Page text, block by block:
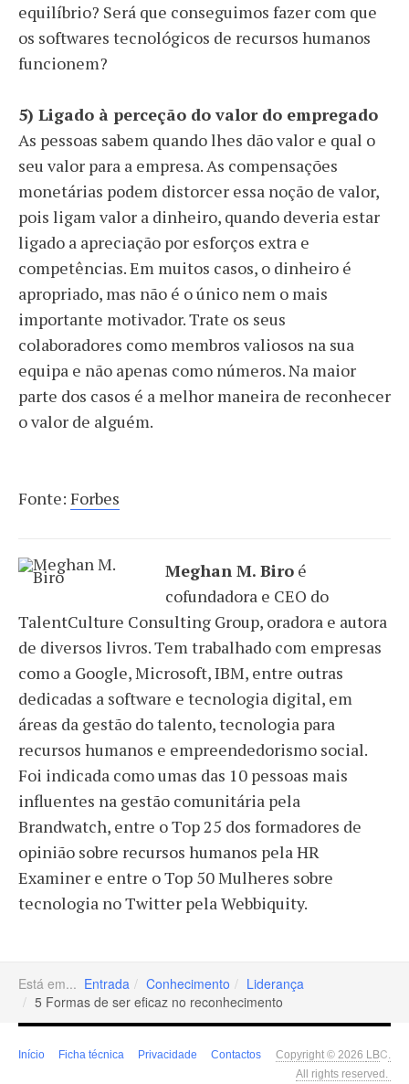
equilíbrio? Será que conseguimos fazer com que
os softwares tecnológicos de recursos humanos
funcionem?
5) Ligado à perceção do valor do empregado
As pessoas sabem quando lhes dão valor e qual o
seu valor para a empresa. As compensações
monetárias podem distorcer essa noção de valor,
pois ligam valor a dinheiro, quando deveria estar
ligado a apreciação por esforços extra e
competências.Em muitos casos, o dinheiro é
apropriado, mas não é o único nem o mais
importante motivador. Trate os seus
colaboradores como membros valiosos na sua
equipa e não apenas como números. Na maior
parte dos casos é a melhor maneira de reconhecer
o valor de alguém.
Fonte: Forbes
Meghan M. Biro é
cofundadora e CEO do
TalentCulture Consulting Group, oradora e autora
de diversos livros. Tem trabalhado com empresas
como a Google, Microsoft, IBM, entre outras
dedicadas a software e tecnologia digital, em
áreas da gestão do talento, tecnologia para
recursos humanos e empreendedorismo social.
Foi indicada como umas das 10 pessoas mais
influentes na gestão comunitária pela
Brandwatch, entre o Top 25 dos formadores de
opinião sobre recursos humanos pela HR
Examiner e entre o Top 50 Mulheres sobre
tecnologia no Twitter pela Webbiquity.
Está em... Entrada Conhecimento
Liderança
5 Formas de ser eficaz no reconhecimento
Início Ficha técnica Privacidade Contactos Copyright © 2026 LBC.
All rights reserved.